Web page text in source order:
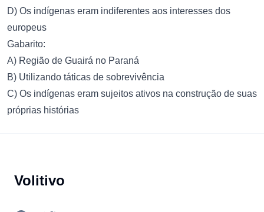
D) Os indígenas eram indiferentes aos interesses dos
europeus
Gabarito:
A) Região de Guairá no Paraná
B) Utilizando táticas de sobrevivência
C) Os indígenas eram sujeitos ativos na construção de suas
próprias histórias
Volitivo